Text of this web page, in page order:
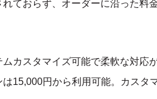
ておらず、オーダーに沿った料
カスタマイズ可能で柔軟な対応が
は15,000円から利用可能。カスタ